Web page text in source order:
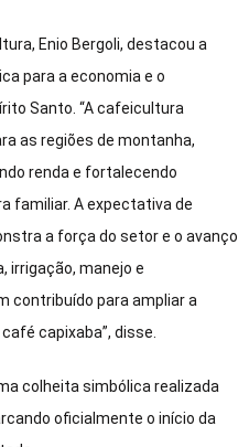
Enio Bergoli, destacou a
para a economia e o
Santo. “A cafeicultura
as regiões de montanha,
renda e fortalecendo
familiar. A expectativa de
a força do setor e o avanço
irrigação, manejo e
contribuído para ampliar a
capixaba”, disse.
colheita simbólica realizada
oficialmente o início da